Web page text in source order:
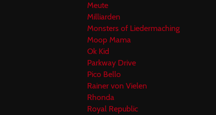
Meute
Milliarden
Monsters of Liedermaching
Moop Mama
Ok Kid
Parkway Drive
Pico Bello
Rainer von Vielen
Rhonda
Royal Republic